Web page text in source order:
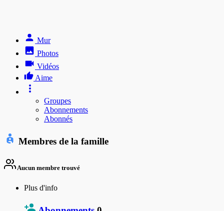
Mur
Photos
Vidéos
Aime
Groupes
Abonnements
Abonnés
Membres de la famille
Aucun membre trouvé
Plus d'info